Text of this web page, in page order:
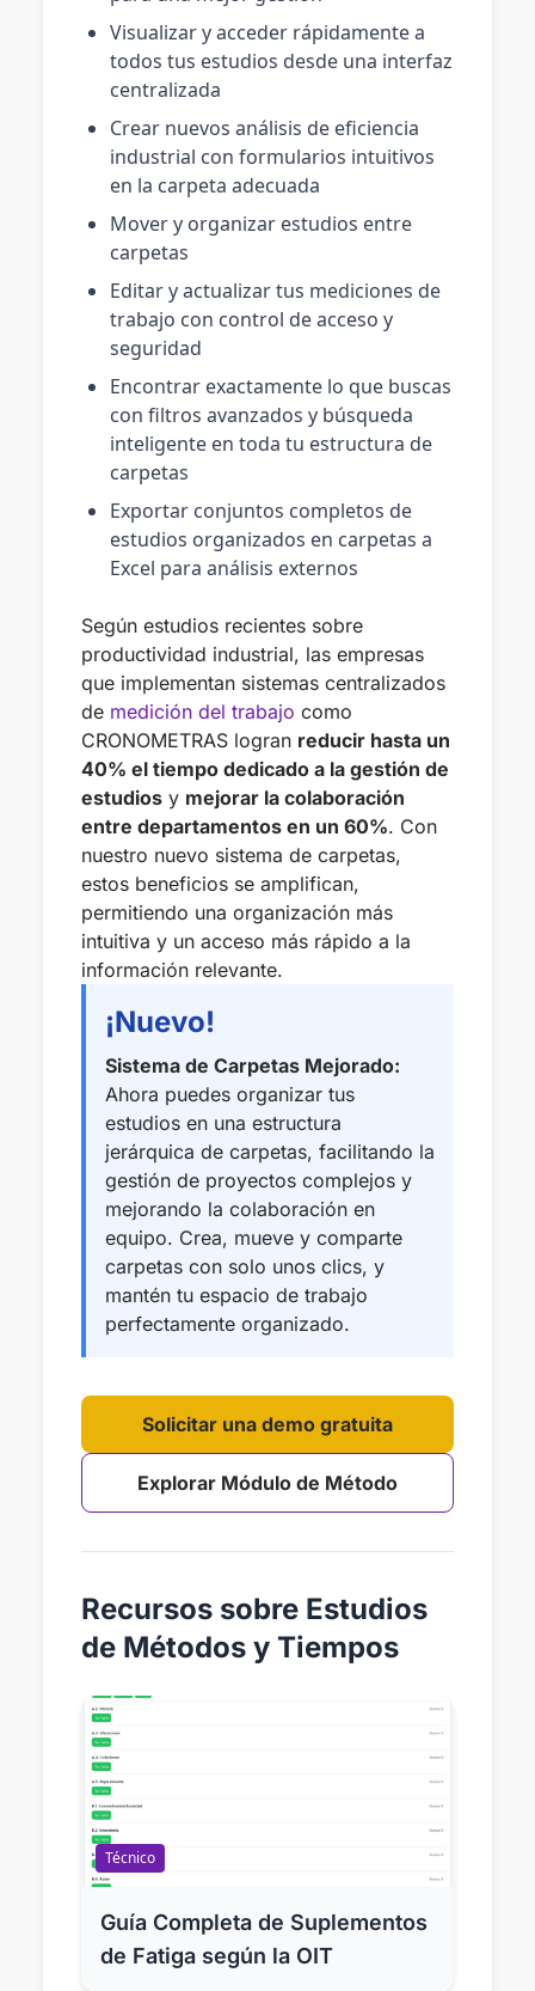
Visualizar y acceder rápidamente a
todos tus estudios desde una interfaz
centralizada
Crear nuevos análisis de eficiencia
industrial con formularios intuitivos
en la carpeta adecuada
Mover y organizar estudios entre
carpetas
Editar y actualizar tus mediciones de
trabajo con control de acceso y
seguridad
Encontrar exactamente lo que buscas
con filtros avanzados y búsqueda
inteligente en toda tu estructura de
carpetas
Exportar conjuntos completos de
estudios organizados en carpetas a
Excel para análisis externos
Según estudios recientes sobre
productividad industrial, las empresas
que implementan sistemas centralizados
de medición del trabajo como
CRONOMETRAS logran reducir hasta un
40% el tiempo dedicado a la gestión de
estudios y mejorar la colaboración
entre departamentos en un 60%. Con
nuestro nuevo sistema de carpetas,
estos beneficios se amplifican,
permitiendo una organización más
intuitiva y un acceso más rápido a la
información relevante.
¡Nuevo!
Sistema de Carpetas Mejorado:
Ahora puedes organizar tus
estudios en una estructura
jerárquica de carpetas, facilitando la
gestión de proyectos complejos y
mejorando la colaboración en
equipo. Crea, mueve y comparte
carpetas con solo unos clics, y
mantén tu espacio de trabajo
perfectamente organizado.
Solicitar una demo gratuita
Explorar Módulo de Método
Recursos sobre Estudios
de Métodos y Tiempos
Técnico
Guía Completa de Suplementos
de Fatiga según la OIT